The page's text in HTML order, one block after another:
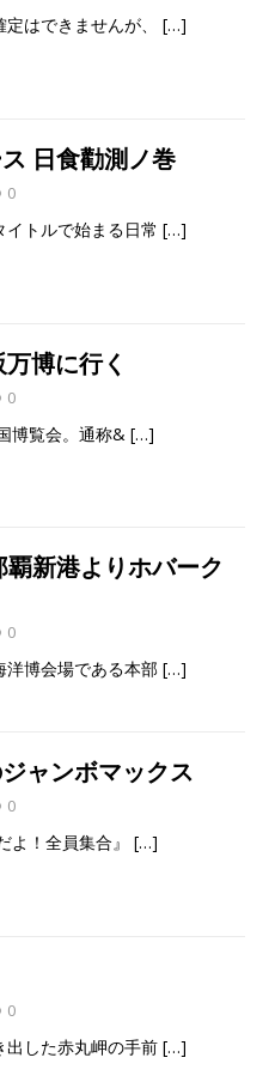
はできませんが、 […]
日食勸測ノ巻
0
イトルで始まる日常 […]
万博に行く
0
博覧会。通称& […]
覇新港よりホバーク
0
洋博会場である本部 […]
ャンボマックス
0
よ！全員集合』 […]
0
出した赤丸岬の手前 […]